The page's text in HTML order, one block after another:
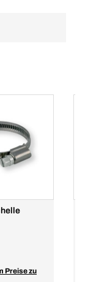
Preise zu